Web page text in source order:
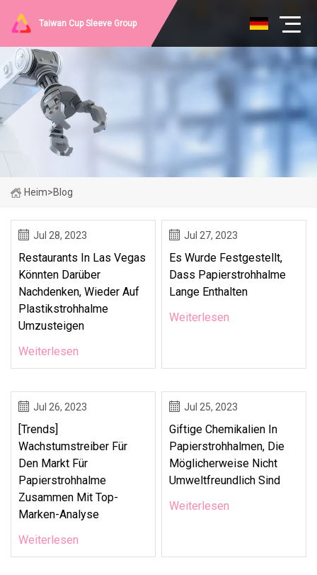
Taiwan Cup Sleeve Group
Heim>Blog
Jul 28, 2023
Restaurants In Las Vegas
Könnten Darüber
Nachdenken, Wieder Auf
Plastikstrohhalme
Umzusteigen
Weiterlesen
Jul 27, 2023
Es Wurde Festgestellt,
Dass Papierstrohhalme
Lange Enthalten
Weiterlesen
Jul 26, 2023
[Trends]
Wachstumstreiber Für
Den Markt Für
Papierstrohhalme
Zusammen Mit Top-
Marken-Analyse
Weiterlesen
Jul 25, 2023
Giftige Chemikalien In
Papierstrohhalmen, Die
Möglicherweise Nicht
Umweltfreundlich Sind
Weiterlesen